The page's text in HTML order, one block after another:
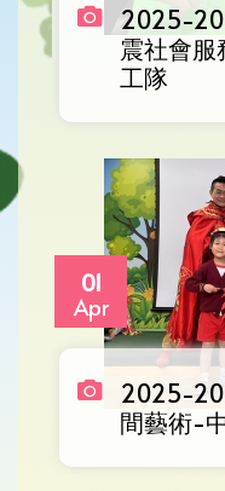
2025-
震社會
工隊
01
Apr
2025-
間藝術-